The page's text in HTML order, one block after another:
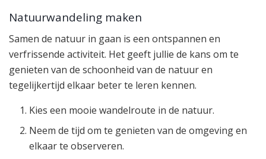
Natuurwandeling maken
Samen de natuur in gaan is een ontspannen en
verfrissende activiteit. Het geeft jullie de kans om te
genieten van de schoonheid van de natuur en
tegelijkertijd elkaar beter te leren kennen.
Kies een mooie wandelroute in de natuur.
Neem de tijd om te genieten van de omgeving en
elkaar te observeren.